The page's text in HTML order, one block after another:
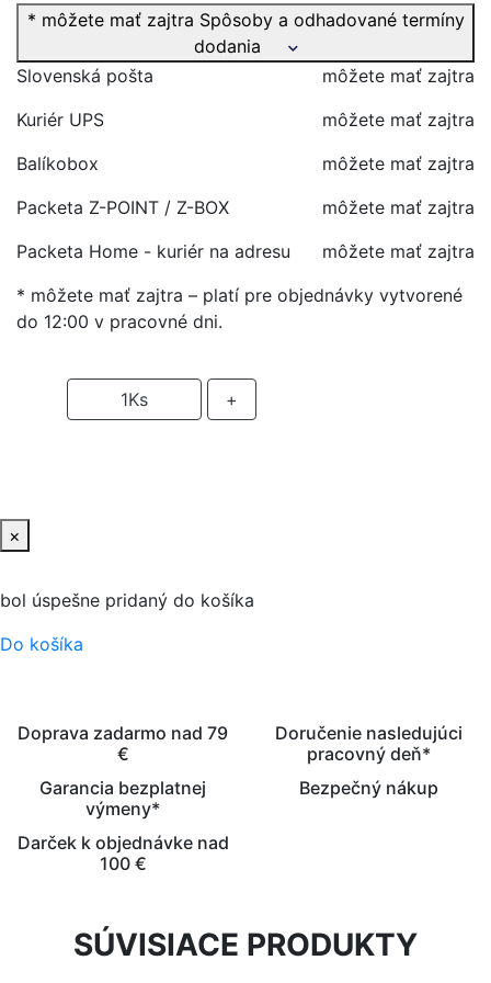
* môžete mať zajtra Spôsoby a odhadované termíny
dodania
Slovenská pošta
môžete mať zajtra
Kuriér UPS
môžete mať zajtra
Balíkobox
môžete mať zajtra
Packeta Z-POINT / Z-BOX
môžete mať zajtra
Packeta Home - kuriér na adresu
môžete mať zajtra
* môžete mať zajtra – platí pre objednávky vytvorené
do 12:00 v pracovné dni.
1Ks +
×
bol úspešne pridaný do košíka
Do košíka
Doprava zadarmo nad 79
€
Doručenie nasledujúci
pracovný deň*
Garancia bezplatnej
výmeny*
Bezpečný nákup
Darček k objednávke nad
100 €
SÚVISIACE PRODUKTY